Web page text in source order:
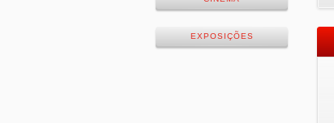
EXPOSIÇÕES